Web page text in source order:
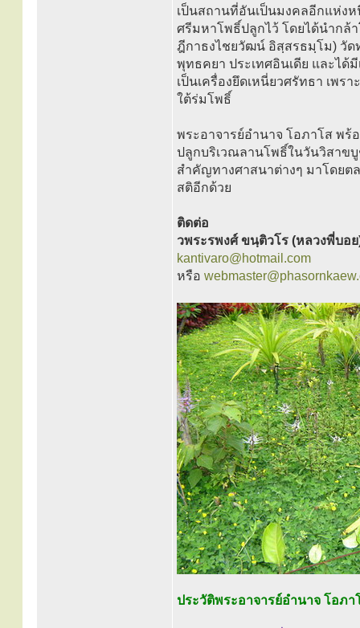
เป็นสถานที่อันเป็นมงคลอีกแห่ง
ศรีมหาโพธิ์ปลูกไว้ โดยได้นำกล้
ฎีกาธงไชยวัฒน์ อิสฺสรธมฺโม) วัด
พุทธคยา ประเทศอินเดีย และได้
เป็นเครื่องยึดเหนี่ยวศรัทธา เพร
ใต้ร่มโพธิ์
พระอาจารย์อำนาจ โอภาโส พร้
ปลูกบริเวณลานโพธิ์ในวันวิสาข
สำคัญทางศาสนาต่างๆ มาโดยต
สติอีกด้วย
ติดต่อ
วพระรพงศ์ ขนฺติวโร (หลวงพี่บอย
kantivaro@hotmail.com
หรือ
ประวัติพระอาจารย์อำนาจ โอภา